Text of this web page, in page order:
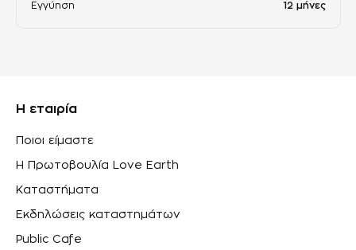
Εγγύηση 12 μήνες
Η εταιρία
Ποιοι είμαστε
Η Πρωτοβουλία Love Earth
Καταστήματα
Εκδηλώσεις καταστημάτων
Public Cafe